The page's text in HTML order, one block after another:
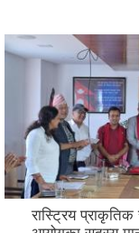
रास्ट्रिय प्राकृतिक